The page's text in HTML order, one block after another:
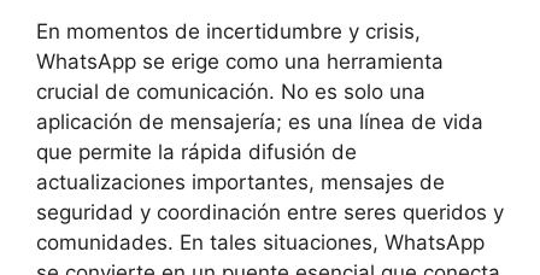
En momentos de incertidumbre y crisis,
WhatsApp se erige como una herramienta
crucial de comunicación. No es solo una
aplicación de mensajería; es una línea de vida
que permite la rápida difusión de
actualizaciones importantes, mensajes de
seguridad y coordinación entre seres queridos y
comunidades. En tales situaciones, WhatsApp